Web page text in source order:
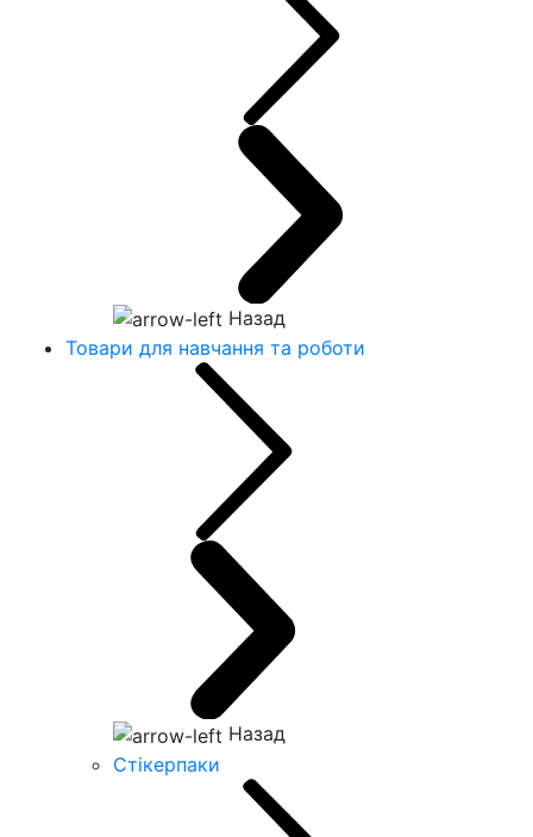
Назад
Товари для навчання та роботи
Назад
Стікерпаки